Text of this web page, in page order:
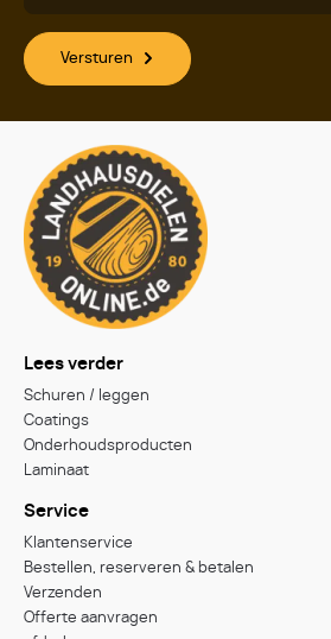
Versturen
Lees verder
Schuren / leggen
Coatings
Onderhoudsproducten
Laminaat
Service
Klantenservice
Bestellen, reserveren & betalen
Verzenden
Offerte aanvragen